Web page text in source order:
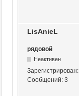
LisAnieL
рядовой
Неактивен
Зарегистрирован:
Сообщений: 3